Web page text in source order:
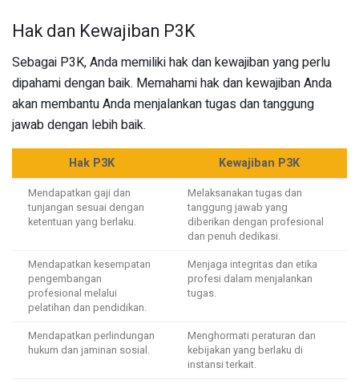
Hak dan Kewajiban P3K
Sebagai P3K, Anda memiliki hak dan kewajiban yang perlu
dipahami dengan baik. Memahami hak dan kewajiban Anda
akan membantu Anda menjalankan tugas dan tanggung
jawab dengan lebih baik.
Hak P3K Kewajiban P3K
Mendapatkan gaji dan
tunjangan sesuai dengan
ketentuan yang berlaku.
Melaksanakan tugas dan
tanggung jawab yang
diberikan dengan profesional
dan penuh dedikasi.
Mendapatkan kesempatan
pengembangan
profesional melalui
pelatihan dan pendidikan.
Menjaga integritas dan etika
profesi dalam menjalankan
tugas.
Mendapatkan perlindungan
hukum dan jaminan sosial.
Menghormati peraturan dan
kebijakan yang berlaku di
instansi terkait.